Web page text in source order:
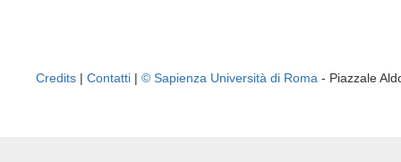
Credits | Contatti | © Sapienza Università di Roma - Piazzale